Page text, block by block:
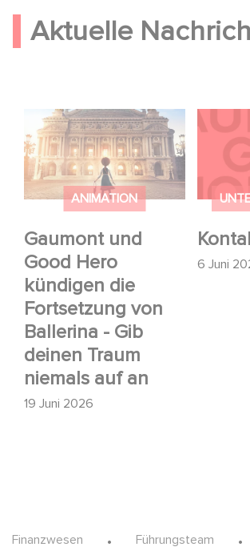
Aktuelle
ANIMATION
Gaumont und
Good Hero
kündigen die
Fortsetzung von
Ballerina - Gib
deinen Traum
niemals auf an
19 Juni 2026
Gaumont und Good
Hero kündigen die
Fortsetzung von
Ballerina - Gib deinen
6 Juni
Finanzwesen Führungsteam